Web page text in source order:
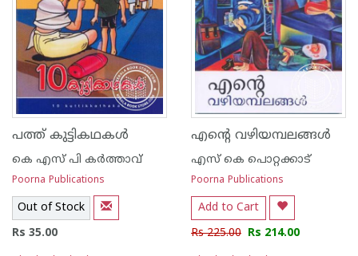
പത്ത് കുട്ടികഥകള്‍
കെ എസ് പി കര്‍ത്താവ്
Poorna Publications
Out of Stock
Rs 35.00
എന്റെ വഴിയമ്പലങ്ങള്‍
എസ്‌ കെ പൊറ്റക്കാട്‌
Poorna Publications
Add to Cart
Rs 225.00 Rs 214.00